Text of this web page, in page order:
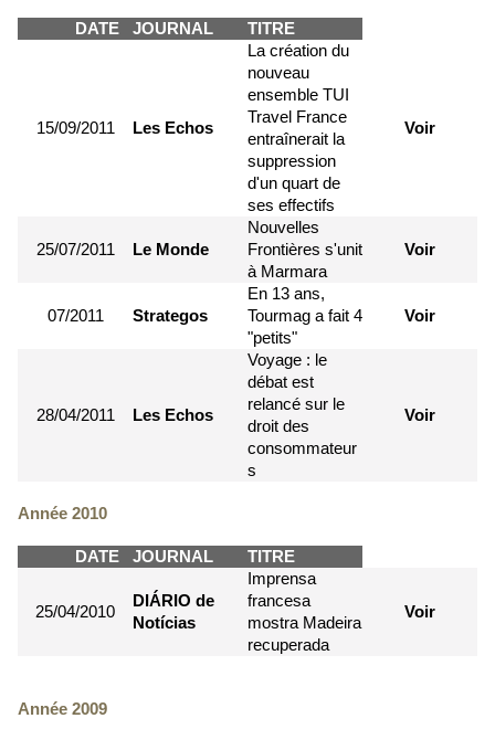
DATE JOURNAL TITRE
15/09/2011 Les Echos
La création du
nouveau
ensemble TUI
Travel France
entraînerait la
suppression
d'un quart de
ses effectifs
Voir
25/07/2011 Le Monde
Nouvelles
Frontières s'unit
à Marmara
Voir
07/2011 Strategos
En 13 ans,
Tourmag a fait 4
"petits"
Voir
28/04/2011 Les Echos
Voyage : le
débat est
relancé sur le
droit des
consommateur
s
Voir
Année 2010
DATE JOURNAL TITRE
25/04/2010
DIÁRIO de
Notícias
Imprensa
francesa
mostra Madeira
recuperada
Voir
Année 2009